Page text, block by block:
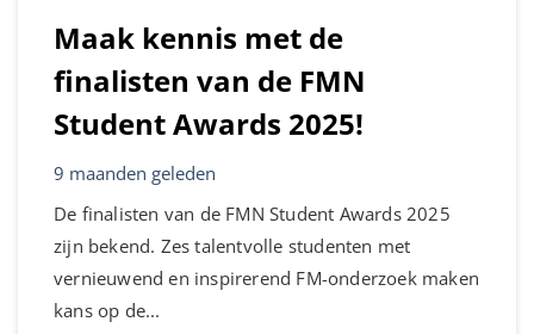
Maak kennis met de
finalisten van de FMN
Student Awards 2025!
9 maanden geleden
De finalisten van de FMN Student Awards 2025
zijn bekend. Zes talentvolle studenten met
vernieuwend en inspirerend FM-onderzoek maken
kans op de...